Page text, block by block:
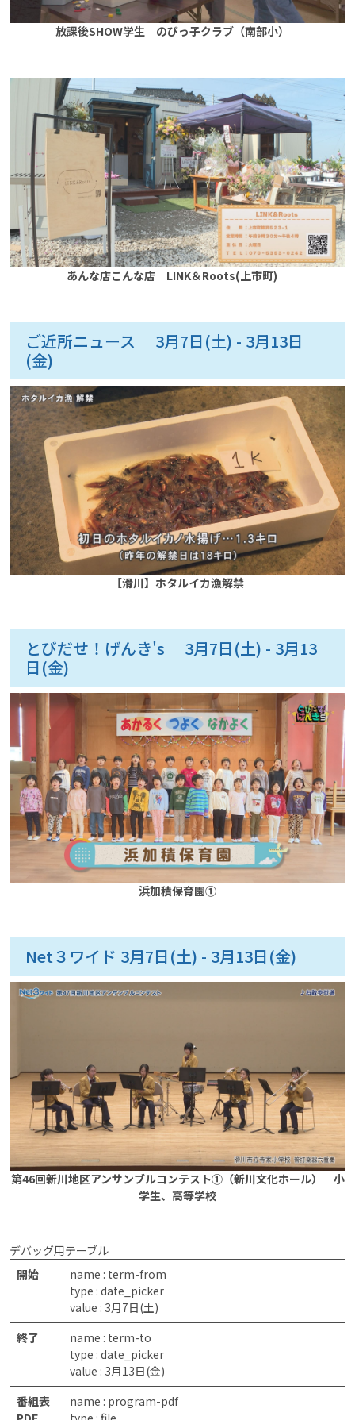
放課後SHOW学生 のびっ子クラブ（南部小）
あんな店こんな店 LINK＆Roots(上市町)
ご近所ニュース 3月7日(土) - 3月13日
(金)
【滑川】ホタルイカ漁解禁
とびだせ！げんき's 3月7日(土) - 3月13
日(金)
浜加積保育園①
Net３ワイド 3月7日(土) - 3月13日(金)
第46回新川地区アンサンブルコンテスト①（新川文化ホール） 小
学生、高等学校
デバッグ用テーブル
開始
name : term-from
type : date_picker
value : 3月7日(土)
終了
name : term-to
type : date_picker
value : 3月13日(金)
番組表
name : program-pdf